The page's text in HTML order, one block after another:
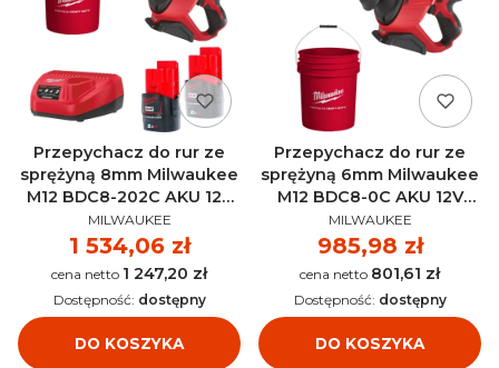
Przepychacz do rur ze
sprężyną 8mm Milwaukee
M12 BDC8-202C AKU 12V
(2x 2.0 Ah) - 4933451633
PRODUCENT
MILWAUKEE
Cena
1 534,06 zł
Cena 1 247,20 zł
DO KOSZYKA
Dostępność: dostępny
Przepychacz do rur ze
sprężyną 6mm Milwaukee
M12 BDC8-0C AKU 12V
(bez aku) - 4933451632
PRODUCENT
MILWAUKEE
Cena
985,98 zł
Cena 801,61 zł
DO KOSZYKA
Dostępność: dostępny